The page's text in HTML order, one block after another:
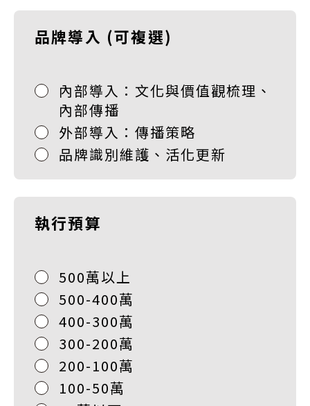
品牌導入 (可複選)
內部導入：文化與價值觀梳理、
內部傳播
外部導入：傳播策略
品牌識別維護、活化更新
執行預算
500萬以上
500-400萬
400-300萬
300-200萬
200-100萬
100-50萬